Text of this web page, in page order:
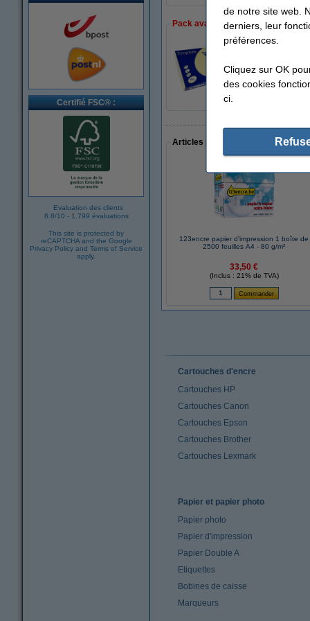
Certifié FSC® :
Evaluation des clients
8.8/10 - 1.799 évaluations
This site is protected by
reCAPTCHA and the Google
Privacy Policy and Terms of Service
apply.
Pack avantageux !
39,95 €
Articles populaires auprès des
123encre papier d'impression 1 boîte de
2500 feuilles A4 - 80 g/m²
33,50 €
(Inclus : 21% de TVA)
Cartouches d'encre
Cartouches HP
Cartouches Canon
Cartouches Epson
Cartouches Brother
Cartouches Lexmark
Papier et papier photo
Papier photo
Papier d'impression
Papier Double A
Etiquettes
Bobines de caisse
Marqueurs
de notre site web.
derniers, leur
préférences.
Cliquez sur OK
des cookies
ci.